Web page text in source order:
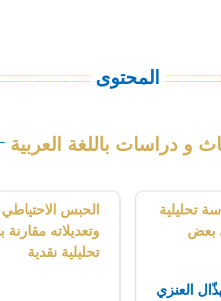
المحتوى
و دراسات باللغة العربية
تحليلية
بعض
العنزي
الحبس
وتعديلاته
تحليلية نقدية